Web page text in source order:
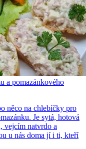
a pomazánkového
něco na chlebíčky pro
Je sytá, hotová
vejcím natvrdo a
u nás doma jí i ti, kteří